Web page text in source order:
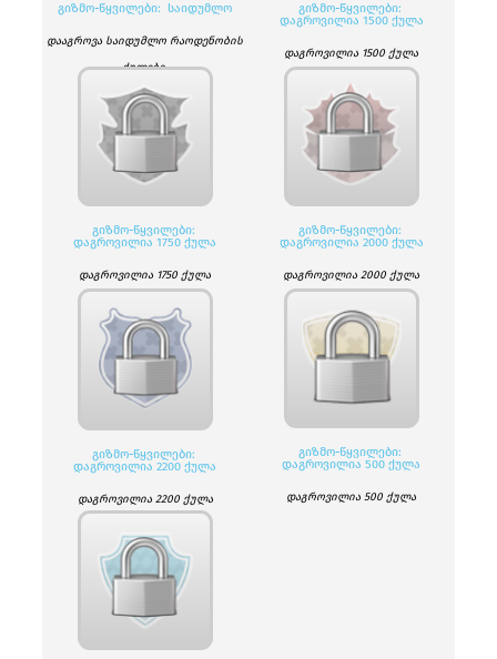
ᲒᲘᲖᲛᲝ-ᲬᲧᲕᲘᲚᲔᲑᲘ: ᲡᲐᲘᲓᲣᲛᲚᲝ
დააგროვა საიდუმლო რაოდენობის
ქულები.
ᲒᲘᲖᲛᲝ-ᲬᲧᲕᲘᲚᲔᲑᲘ:
ᲓᲐᲒᲠᲝᲕᲘᲚᲘᲐ 1500 ᲥᲣᲚᲐ
დაგროვილია 1500 ქულა
ᲒᲘᲖᲛᲝ-ᲬᲧᲕᲘᲚᲔᲑᲘ:
ᲓᲐᲒᲠᲝᲕᲘᲚᲘᲐ 1750 ᲥᲣᲚᲐ
დაგროვილია 1750 ქულა
ᲒᲘᲖᲛᲝ-ᲬᲧᲕᲘᲚᲔᲑᲘ:
ᲓᲐᲒᲠᲝᲕᲘᲚᲘᲐ 2000 ᲥᲣᲚᲐ
დაგროვილია 2000 ქულა
ᲒᲘᲖᲛᲝ-ᲬᲧᲕᲘᲚᲔᲑᲘ:
ᲓᲐᲒᲠᲝᲕᲘᲚᲘᲐ 2200 ᲥᲣᲚᲐ
დაგროვილია 2200 ქულა
ᲒᲘᲖᲛᲝ-ᲬᲧᲕᲘᲚᲔᲑᲘ:
ᲓᲐᲒᲠᲝᲕᲘᲚᲘᲐ 500 ᲥᲣᲚᲐ
დაგროვილია 500 ქულა